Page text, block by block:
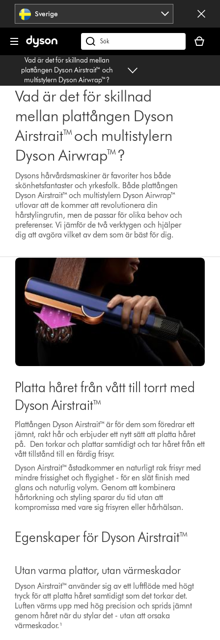
Hoppa
navigering
Sverige
Sök
på
dyson.se
är
tom
Vad är det för skillnad mellan
plattången Dyson Airstrait™ och
multistylern Dyson Airwrap™?
Vad är det för skillnad
mellan plattången Dyson
Airstrait™ och multistylern
Dyson Airwrap™?
Dysons hårvårdsmaskiner är favoriter hos både
skönhetsfantaster och yrkesfolk. Både plattången
Dyson Airstrait™ och multistylern Dyson Airwrap™
utlovar att de kommer att revolutionera din
hårstylingrutin, men de passar för olika behov och
preferenser. Vi jämför de två verktygen och hjälper
dig att avgöra vilket av dem som är bäst för dig.
Platta håret från vått till torrt med
Dyson Airstrait™
Plattången Dyson Airstrait™ är för dem som föredrar ett
jämnt, rakt hår och erbjuder ett nytt sätt att platta håret
på. Den torkar och plattar samtidigt och tar håret från ett
vått tillstånd till en färdig frisyr.
Dyson Airstrait™ åstadkommer en naturligt rak frisyr med
mindre frissighet och flygighet - för en slät finish med
glans och naturlig volym. Genom att kombinera
hårtorkning och styling sparar du tid utan att
kompromissa med vare sig frisyren eller hårhälsan.
Egenskaper för Dyson Airstrait™
Utan varma plattor, utan värmeskador
Dyson Airstrait™ använder sig av ett luftflöde med högt
tryck för att platta håret samtidigt som det torkar det.
Luften värms upp med hög precision och sprids jämnt
genom håret när du stylar det - utan att orsaka
värmeskador.¹